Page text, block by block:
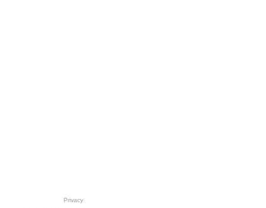
Privacy